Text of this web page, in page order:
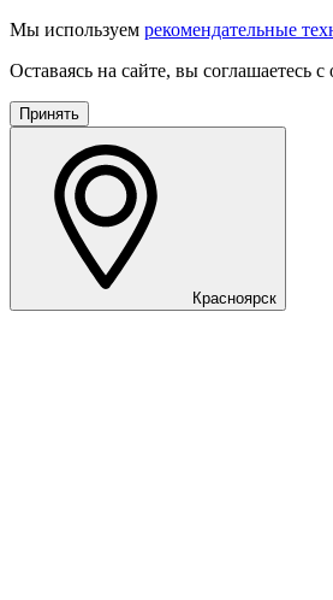
Мы используем рекомендательные
Оставаясь на сайте, вы соглашаетесь
Принять
Красноярск